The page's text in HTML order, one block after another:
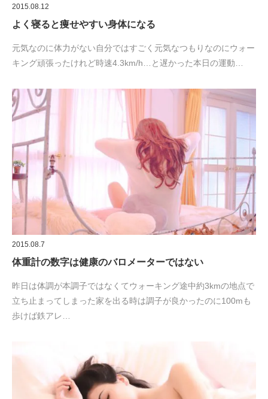
2015.08.12
よく寝ると痩せやすい身体になる
元気なのに体力がない自分ではすごく元気なつもりなのにウォー
キング頑張ったけれど時速4.3km/h…と遅かった本日の運動…
2015.08.7
体重計の数字は健康のバロメーターではない
昨日は体調が本調子ではなくてウォーキング途中約3kmの地点で
立ち止まってしまった家を出る時は調子が良かったのに100mも
歩けば鉄アレ…